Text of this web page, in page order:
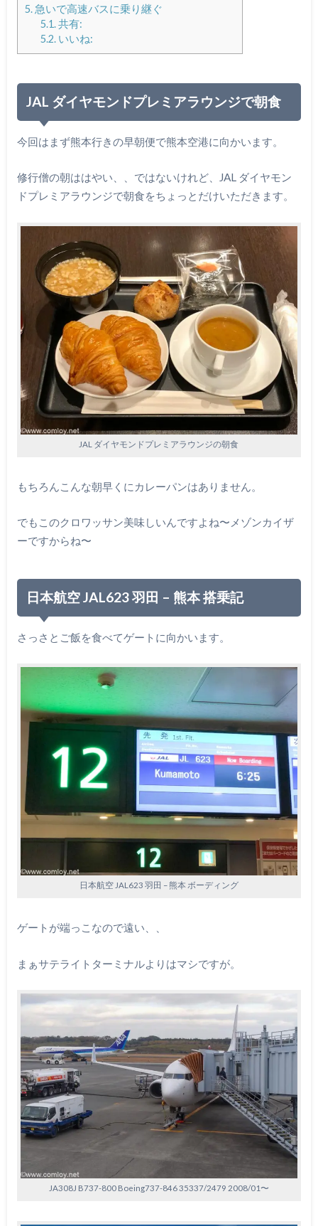
5.急いで高速バスに乗り継ぐ
5.1.共有:
5.2.いいね:
JAL ダイヤモンドプレミアラウンジで朝食
今回はまず熊本行きの早朝便で熊本空港に向かいます。
修行僧の朝ははやい、、ではないけれど、JAL ダイヤモン
ドプレミアラウンジで朝食をちょっとだけいただきます。
JAL ダイヤモンドプレミアラウンジの朝食
もちろんこんな朝早くにカレーパンはありません。
でもこのクロワッサン美味しいんですよね〜メゾンカイザ
ーですからね〜
日本航空 JAL623 羽田 – 熊本 搭乗記
さっさとご飯を食べてゲートに向かいます。
日本航空 JAL623 羽田 – 熊本 ボーディング
ゲートが端っこなので遠い、、
まぁサテライトターミナルよりはマシですが。
JA308J B737-800 Boeing737-846 35337/2479 2008/01〜